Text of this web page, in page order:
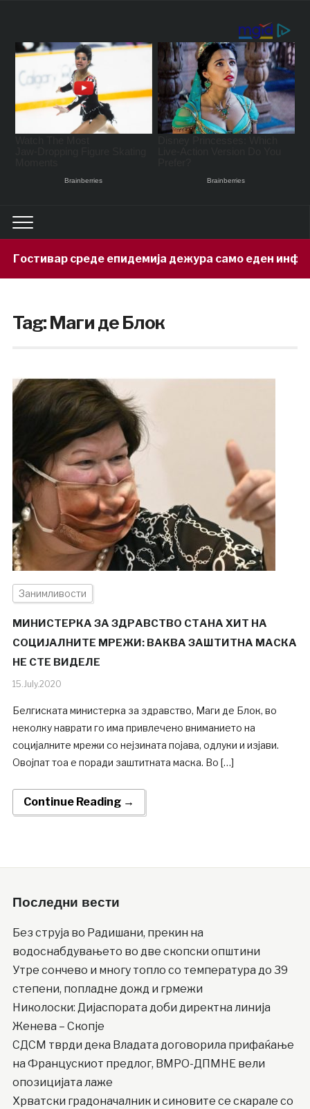
среде епидемија дежура само еден
Tag:Маги де Блок
Занимливости
МИНИСТЕРКА ЗА ЗДРАВСТВО СТАНА ХИТ НА
СОЦИЈАЛНИТЕ МРЕЖИ: ВАКВА ЗАШТИТНА МАСКА
НЕ СТЕ ВИДЕЛЕ
15.July.2020
Белгиската министерка за здравство, Маги де Блок, во
неколку наврати го има привлечено вниманието на
социјалните мрежи со нејзината појава, одлуки и изјави.
Овојпат тоа е поради заштитната маска. Во […]
Continue Reading →
Последни вести
Без струја во Радишани, прекин на
водоснабдувањето во две скопски општини
Утре сончево и многу топло со температура до 39
степени, попладне дожд и грмежи
Николоски: Дијаспората доби директна линија
Женева – Скопје
СДСМ тврди дека Владата договорила прифаќање
на Францускиот предлог, ВМРО-ДПМНЕ вели
опозицијата лаже
Хрватски градоначалник и синовите се скарале со